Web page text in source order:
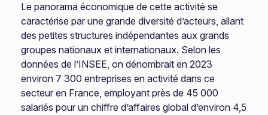
Le panorama économique de cette activité se
caractérise par une grande diversité d’acteurs, allant
des petites structures indépendantes aux grands
groupes nationaux et internationaux. Selon les
données de l’INSEE, on dénombrait en 2023
environ 7 300 entreprises en activité dans ce
secteur en France, employant près de 45 000
salariés pour un chiffre d’affaires global d’environ 4,5